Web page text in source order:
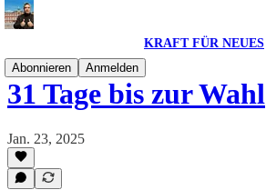
KRAFT FÜR NEUES
Abonnieren
Anmelden
31 Tage bis zur Wahl
Jan. 23, 2025